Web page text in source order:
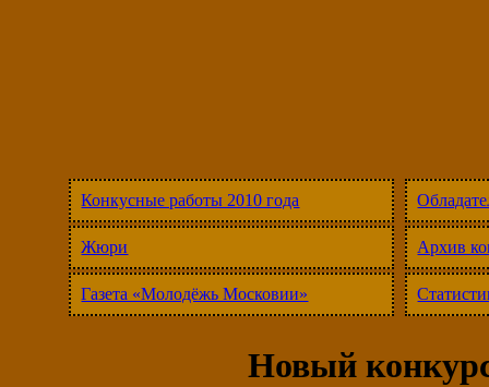
Конкусные работы 2010 года
Жюри
Газета «Молодёжь Московии»
Архив
Новый